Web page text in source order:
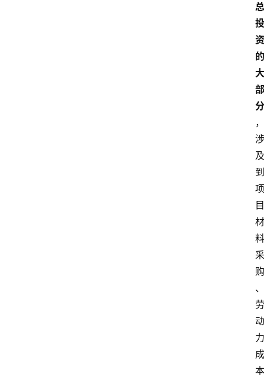
总
投
资
的
大
部
分
，
涉
及
到
项
目
材
料
采
购
、
劳
动
力
成
本